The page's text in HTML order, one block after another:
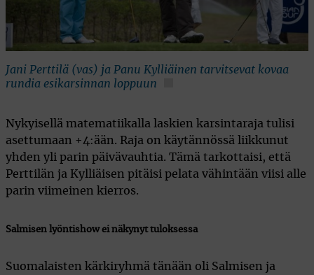
Jani Perttilä (vas) ja Panu Kylliäinen tarvitsevat kovaa
rundia esikarsinnan loppuun
Nykyisellä matematiikalla laskien karsintaraja tulisi
asettumaan +4:ään. Raja on käytännössä liikkunut
yhden yli parin päivävauhtia. Tämä tarkottaisi, että
Perttilän ja Kylliäisen pitäisi pelata vähintään viisi alle
parin viimeinen kierros.
Salmisen lyöntishow ei näkynyt tuloksessa
Suomalaisten kärkiryhmä tänään oli Salmisen ja